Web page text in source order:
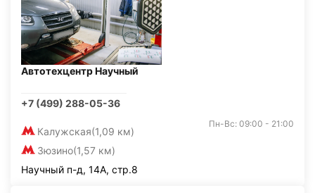
Автотехцентр Научный
+7 (499) 288-05-36
Калужская(1,09 км)
Зюзино(1,57 км)
Пн-Вс: 09:00 - 21:00
Научный п-д, 14А, стр.8